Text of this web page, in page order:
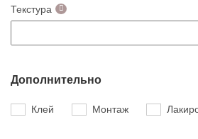
Текстура
Дополнительно
Клей Монтаж